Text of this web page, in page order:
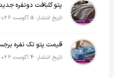
تاریخ انتشار: 5 آگوست 2026
تاریخ انتشار: 4 آگوست 2026